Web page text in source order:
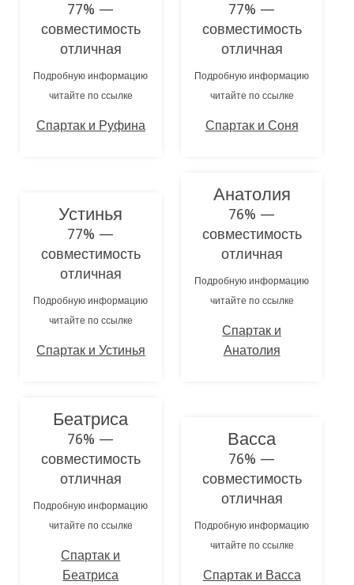
77% —
совместимость
отличная
Подробную информацию
читайте по ссылке
Спартак и Руфина
77% —
совместимость
отличная
Подробную информацию
читайте по ссылке
Спартак и Соня
Устинья
77% —
совместимость
отличная
Подробную информацию
читайте по ссылке
Спартак и Устинья
Анатолия
76% —
совместимость
отличная
Подробную информацию
читайте по ссылке
Спартак и
Анатолия
Беатриса
76% —
совместимость
отличная
Подробную информацию
читайте по ссылке
Спартак и
Беатриса
Васса
76% —
совместимость
отличная
Подробную информацию
читайте по ссылке
Спартак и Васса